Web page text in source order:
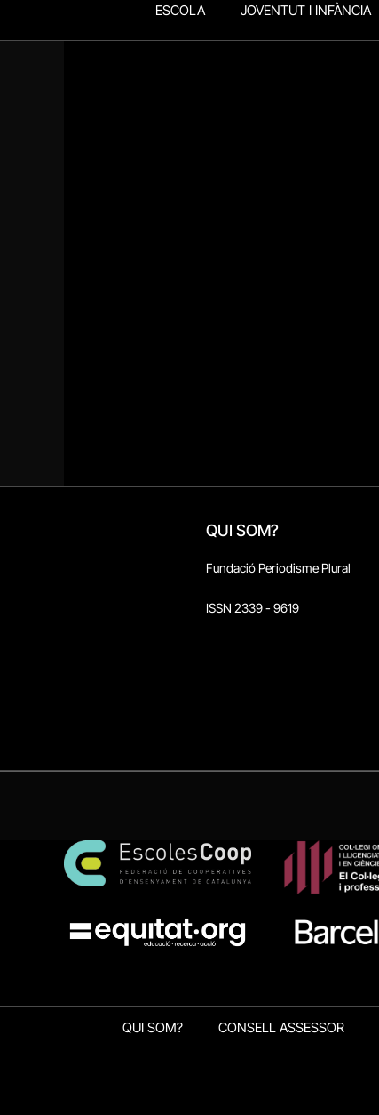
ESCOLA JOVENTUT I INFÀNCIA
QUI SOM?
Fundació Periodisme Plural
ISSN 2339 - 9619
QUI SOM? CONSELL ASSESSOR